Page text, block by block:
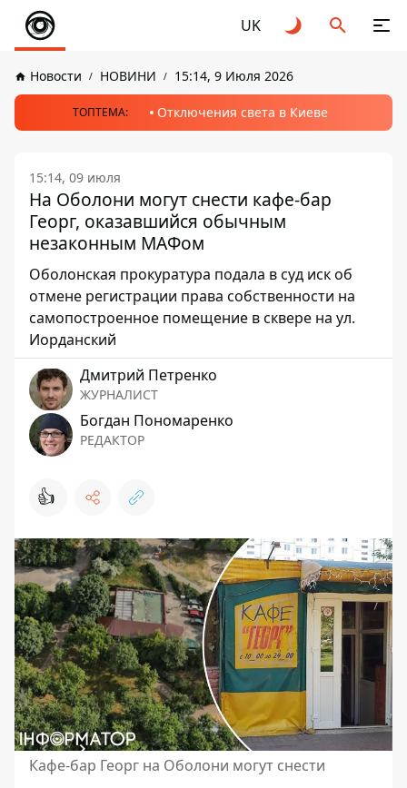
UK
Новости НОВИНИ 15:14, 9 Июля 2026
ТОПТЕМА: Отключения света в Киеве
15:14, 09 июля
На Оболони могут снести кафе-бар
Георг, оказавшийся обычным
незаконным МАФом
Оболонская прокуратура подала в суд иск об
отмене регистрации права собственности на
самопостроенное помещение в сквере на ул.
Иорданский
Дмитрий Петренко
ЖУРНАЛИСТ
Богдан Пономаренко
РЕДАКТОР
👍
Кафе-бар Георг на Оболони могут снести